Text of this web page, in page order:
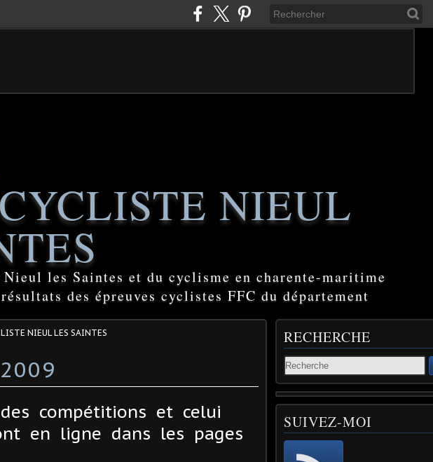
NIEUL
les Saintes et du cyclisme en charente-maritime
des épreuves cyclistes FFC du département
NIEUL LES SAINTES
compétitions et celui
en ligne dans les pages
RECHERCHE
SUIVEZ-MOI